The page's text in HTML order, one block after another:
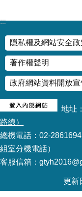
:::
隱私權及網站安全政
著作權聲明
政府網站資料開放宣
地址
路線）
總機電話：02-
組室分機電話）
客服信箱：
更新